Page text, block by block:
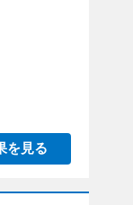
を見る